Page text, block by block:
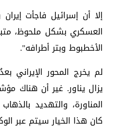
‏إلا أن إسرائيل فاجأت
العسكري بشكل ملحوظ،
الأخطبوط وبتر أطرافه".
‏لم يخرج المحور الإيراني
يزال يناور. غير أن هناك
المناورة، والتهديد
كان هذا الخيار سيتم عبر